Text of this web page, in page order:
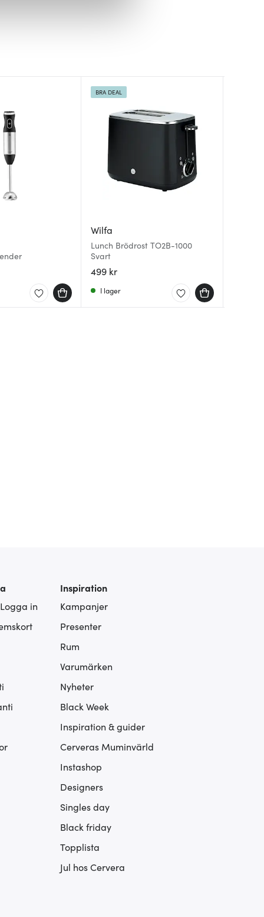
Wilfa
Lunch Brödrost TO2B-1000
Svart
499 kr
BRA DEAL
I lager
in
Inspiration
Kampanjer
Presenter
Rum
Varumärken
Nyheter
Black Week
Inspiration & guider
Cerveras Muminvärld
Instashop
Designers
Singles day
Black friday
Topplista
Jul hos Cervera